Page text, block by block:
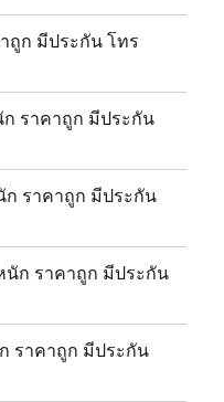
ถูก มีประกัน โทร
ราคาถูก มีประกัน
ก ราคาถูก มีประกัน
นัก ราคาถูก มีประกัน
ราคาถูก มีประกัน